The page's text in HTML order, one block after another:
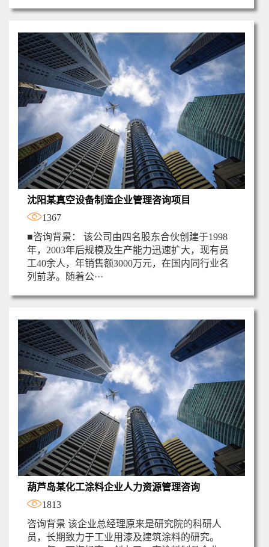
沈阳某真空设备制造企业管理咨询项目
1367
■咨询背景： 该公司由四名股东合伙创建于1998
年，2003年后规模及生产能力迅速扩大，现有员
工40余人，年销售额3000万元，在国内同行业名
列前茅。随着公···
葫芦岛某化工涂料企业人力资源管理咨询
1813
咨询背景 该企业总经理原来是研究院的科研人
员，长期致力于工业用漆及建筑涂料的研究。